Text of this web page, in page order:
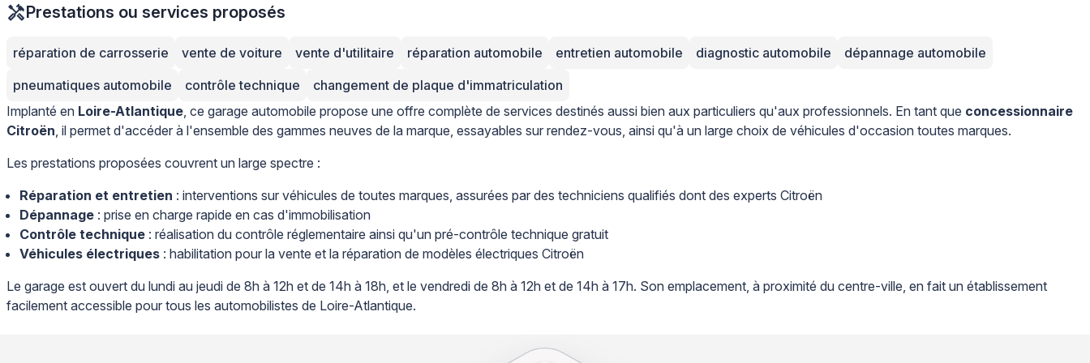
Prestations ou services proposés
réparation de carrosserie vente de voiture vente d'utilitaire réparation automobile entretien automobile diagnostic automobile
dépannage automobile
pneumatiques automobile
contrôle technique
changement de plaque d'immatriculation
Implanté en Loire-Atlantique, ce garage automobile propose une offre complète de services destinés aussi bien aux particuliers qu'aux professionnels. En tant que concessionnaire
Citroën, il permet d'accéder à l'ensemble des gammes neuves de la marque, essayables sur rendez-vous, ainsi qu'à un large choix de véhicules d'occasion toutes marques.
Les prestations proposées couvrent un large spectre :
Réparation et entretien : interventions sur véhicules de toutes marques, assurées par des techniciens qualifiés dont des experts Citroën
Dépannage : prise en charge rapide en cas d'immobilisation
Contrôle technique : réalisation du contrôle réglementaire ainsi qu'un pré-contrôle technique gratuit
Véhicules électriques : habilitation pour la vente et la réparation de modèles électriques Citroën
Le garage est ouvert du lundi au jeudi de 8h à 12h et de 14h à 18h, et le vendredi de 8h à 12h et de 14h à 17h. Son emplacement, à proximité du centre-ville, en fait un établissement
facilement accessible pour tous les automobilistes de Loire-Atlantique.